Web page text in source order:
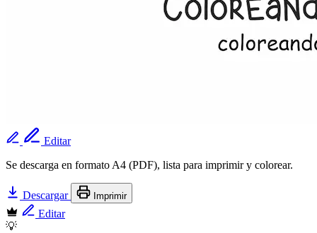
Editar
Se descarga en formato A4 (PDF), lista para imprimir y colorear.
Descargar Imprimir
Editar
💡